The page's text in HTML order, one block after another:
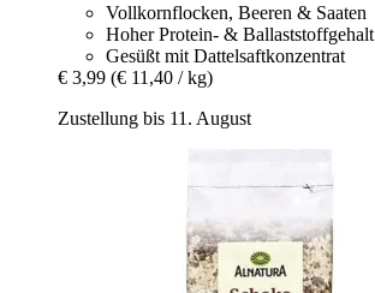
Vollkornflocken, Beeren & Saaten
Hoher Protein- & Ballaststoffgehalt
Gesüßt mit Dattelsaftkonzentrat
€ 3,99 (€ 11,40 / kg)
Zustellung bis 11. August